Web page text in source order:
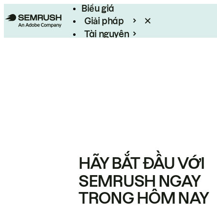
Biểu giá
Giải pháp
Tài nguyên
HÃY BẮT ĐẦU VỚI
SEMRUSH NGAY
TRONG HÔM NAY